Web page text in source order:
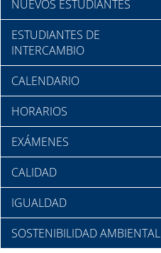
NUEVOS ESTUDIANTES
ESTUDIANTES DE
INTERCAMBIO
CALENDARIO
HORARIOS
EXÁMENES
CALIDAD
IGUALDAD
SOSTENIBILIDAD AMBIENTAL